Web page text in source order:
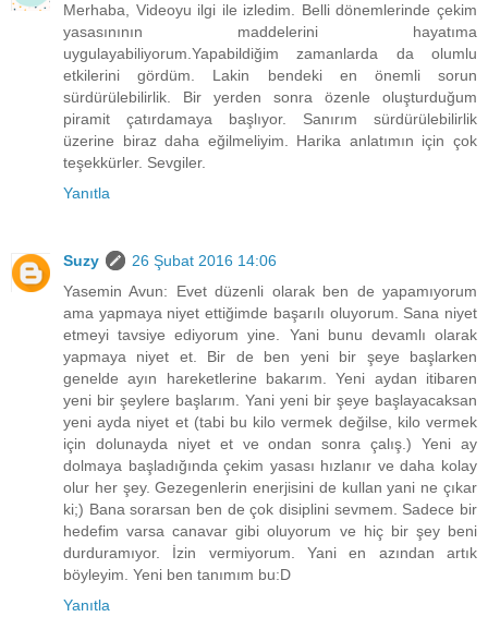
Merhaba, Videoyu ilgi ile izledim. Belli dönemlerinde çekim
yasasınının maddelerini hayatıma
uygulayabiliyorum.Yapabildiğim zamanlarda da olumlu
etkilerini gördüm. Lakin bendeki en önemli sorun
sürdürülebilirlik. Bir yerden sonra özenle oluşturduğum
piramit çatırdamaya başlıyor. Sanırım sürdürülebilirlik
üzerine biraz daha eğilmeliyim. Harika anlatımın için çok
teşekkürler. Sevgiler.
Yanıtla
Suzy
26 Şubat 2016 14:06
Yasemin Avun: Evet düzenli olarak ben de yapamıyorum
ama yapmaya niyet ettiğimde başarılı oluyorum. Sana niyet
etmeyi tavsiye ediyorum yine. Yani bunu devamlı olarak
yapmaya niyet et. Bir de ben yeni bir şeye başlarken
genelde ayın hareketlerine bakarım. Yeni aydan itibaren
yeni bir şeylere başlarım. Yani yeni bir şeye başlayacaksan
yeni ayda niyet et (tabi bu kilo vermek değilse, kilo vermek
için dolunayda niyet et ve ondan sonra çalış.) Yeni ay
dolmaya başladığında çekim yasası hızlanır ve daha kolay
olur her şey. Gezegenlerin enerjisini de kullan yani ne çıkar
ki;) Bana sorarsan ben de çok disiplini sevmem. Sadece bir
hedefim varsa canavar gibi oluyorum ve hiç bir şey beni
durduramıyor. İzin vermiyorum. Yani en azından artık
böyleyim. Yeni ben tanımım bu:D
Yanıtla